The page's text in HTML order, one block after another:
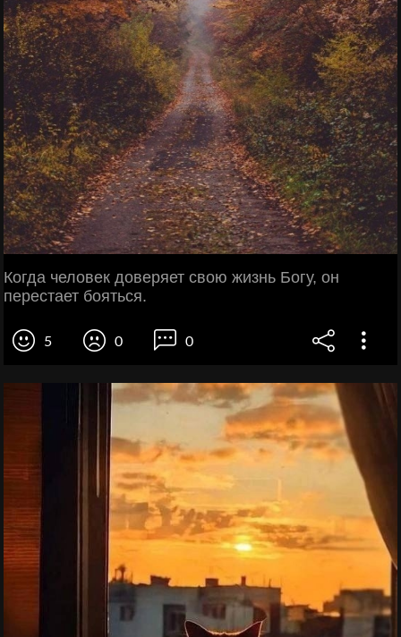
Когда человек доверяет свою жизнь Богу, он
перестает бояться.
5 0 0